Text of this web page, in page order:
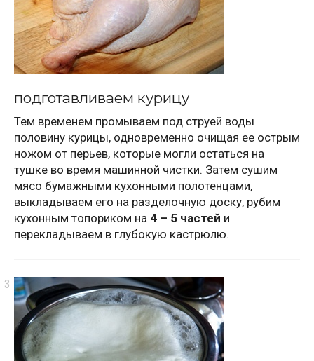
подготавливаем курицу
Тем временем промываем под струей воды
половину курицы, одновременно очищая ее острым
ножом от перьев, которые могли остаться на
тушке во время машинной чистки. Затем сушим
мясо бумажными кухонными полотенцами,
выкладываем его на разделочную доску, рубим
кухонным топориком на 4 – 5 частей и
перекладываем в глубокую кастрюлю.